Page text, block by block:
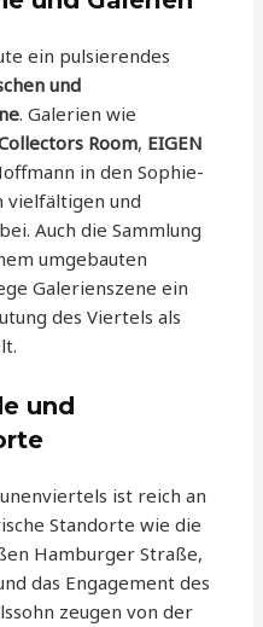
ein pulsierendes
und
. Galerien wie
Room, EIGEN
in den Sophie-
vielfältigen und
Auch die Sammlung
umgebauten
Galerienszene ein
des Viertels als
und
ist reich an
Standorte wie die
Hamburger Straße,
das Engagement des
zeugen von der